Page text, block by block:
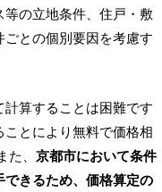
の立地条件、住戸・敷
との個別要因を考慮す
算することは困難です
ことにより無料で価格相
、 京都市において条件
きるため、価格算定の